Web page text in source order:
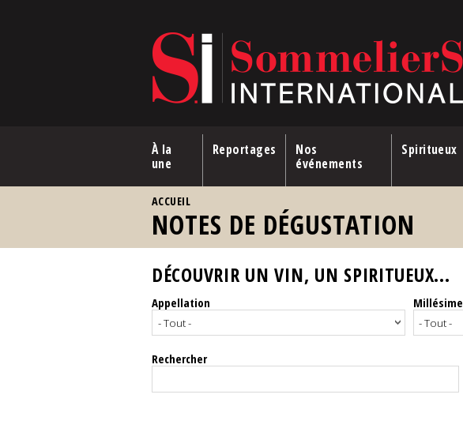
À la
une
Reportages
Nos
événements
Spiritueux
ACCUEIL
NOTES DE DÉGUSTATION
DÉCOUVRIR UN VIN, UN SPIRITUEUX...
Appellation Millésime
Rechercher